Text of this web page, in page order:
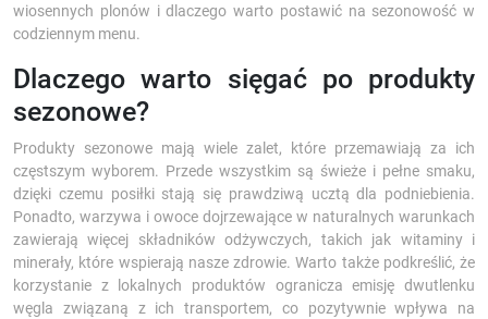
wiosennych plonów i dlaczego warto postawić na sezonowość w
codziennym menu.
Dlaczego warto sięgać po produkty
sezonowe?
Produkty sezonowe mają wiele zalet, które przemawiają za ich
częstszym wyborem. Przede wszystkim są świeże i pełne smaku,
dzięki czemu posiłki stają się prawdziwą ucztą dla podniebienia.
Ponadto, warzywa i owoce dojrzewające w naturalnych warunkach
zawierają więcej składników odżywczych, takich jak witaminy i
minerały, które wspierają nasze zdrowie. Warto także podkreślić, że
korzystanie z lokalnych produktów ogranicza emisję dwutlenku
węgla związaną z ich transportem, co pozytywnie wpływa na